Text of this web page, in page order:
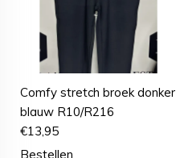
Comfy stretch broek donker
blauw R10/R216
€13,95
Bestellen